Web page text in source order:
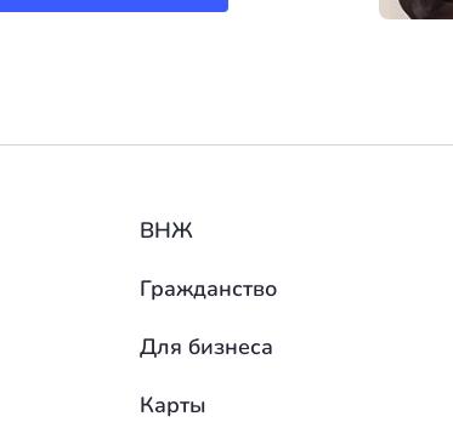
ВНЖ
Гражданство
Для бизнеса
Карты